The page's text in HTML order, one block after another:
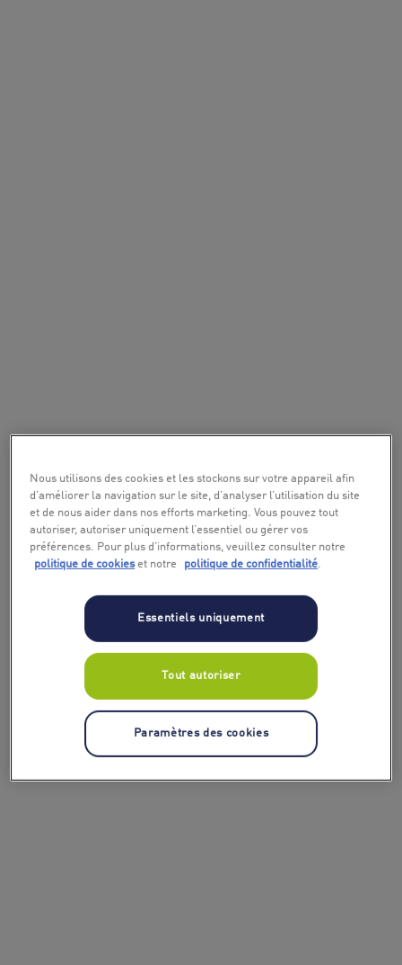
Nous utilisons des cookies et les stockons sur votre appareil afin
d’améliorer la navigation sur le site, d’analyser l’utilisation du site
et de nous aider dans nos efforts marketing. Vous pouvez tout
autoriser, autoriser uniquement l’essentiel ou gérer vos
préférences. Pour plus d’informations, veuillez consulter notre
politique de cookieset notre politique de confidentialité.
Essentiels uniquement
Tout autoriser
Paramètres des cookies